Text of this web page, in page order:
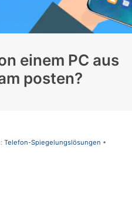
einem PC aus
posten?
Telefon-Spiegelungslösungen •